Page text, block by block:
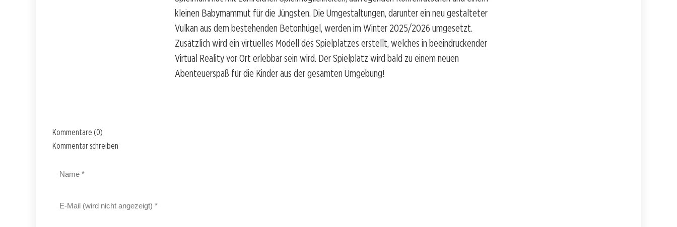
kleinen Babymammut für die Jüngsten. Die Umgestaltungen, darunter ein neu gestalteter
Vulkan aus dem bestehenden Betonhügel, werden im Winter 2025/2026 umgesetzt.
Zusätzlich wird ein virtuelles Modell des Spielplatzes erstellt, welches in beeindruckender
Virtual Reality vor Ort erlebbar sein wird. Der Spielplatz wird bald zu einem neuen
Abenteuerspaß für die Kinder aus der gesamten Umgebung!
Kommentare (0)
Kommentar schreiben